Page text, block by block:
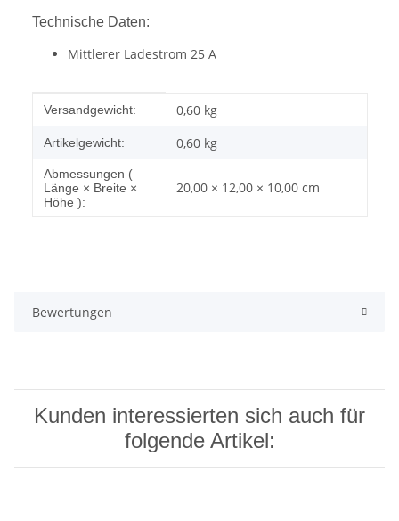
Technische Daten:
Mittlerer Ladestrom 25 A
Produkteigenschaft
Wert
Versandgewicht: 0,60 kg
Artikelgewicht: 0,60 kg
Abmessungen (
Länge × Breite ×
Höhe ):
20,00 × 12,00 × 10,00 cm
Bewertungen
Kunden interessierten sich auch für
folgende Artikel: